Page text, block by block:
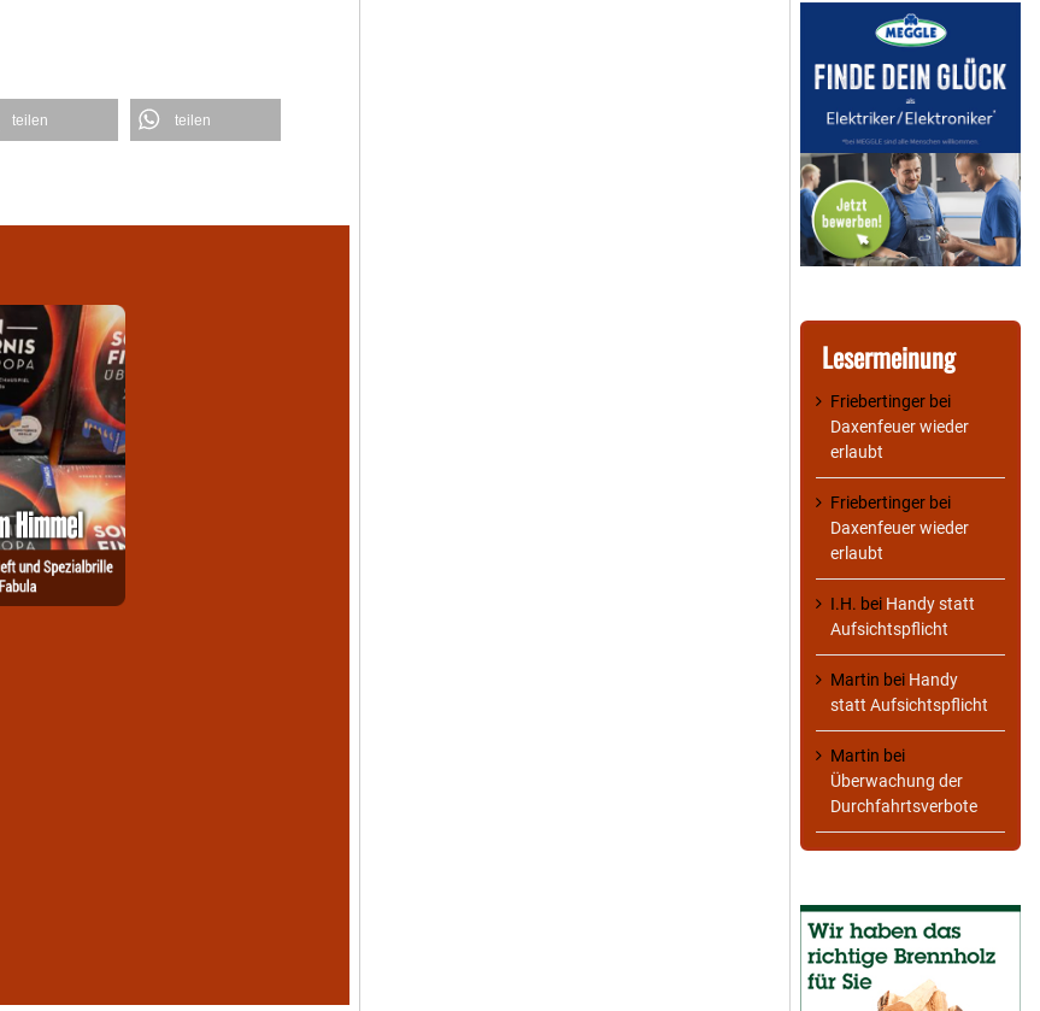
teilen teilen
Lesermeinung
Friebertinger bei
Daxenfeuer wieder
erlaubt
Friebertinger bei
Daxenfeuer wieder
erlaubt
I.H. bei Handy statt
Aufsichtspflicht
Martin bei Handy
statt Aufsichtspflicht
Martin bei
Überwachung der
Durchfahrtsverbote